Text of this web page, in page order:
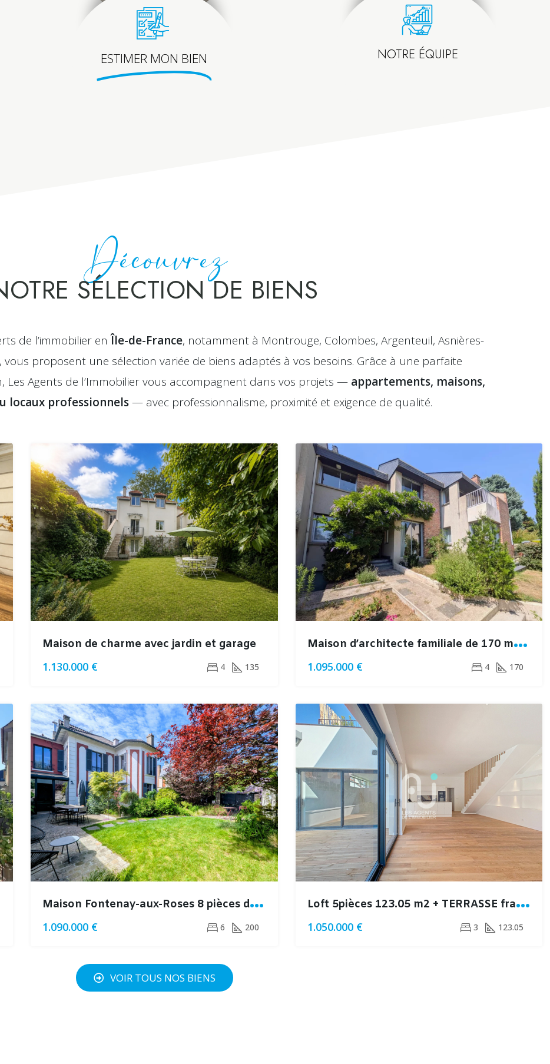
ESTIMER MON BIEN NOTRE ÉQUIPE
Découvrez
SÉLECTION DE BIENS
de l’immobilier enÎle-de-France, notamment à Montrouge, Colombes, Argenteuil, Asnières-
vous proposent une sélection variée de biens adaptés à vos besoins. Grâce à une parfaite
Les Agents de l’Immobilier vous accompagnent dans vos projets — appartements, maisons,
locaux professionnels— avec professionnalisme, proximité et exigence de qualité.
Maison de charme avec jardin et garage
1.130.000 €
4 135
M
aison d’architecte familiale de 170 m² avec jardin, terrasses et double garage dans un quartier résidentiel recherché
1.095.000 € 4 170
M
aison Fontenay-aux-Roses 8 pièces de 200m² avec jardin
1.090.000 € 6 200
L
oft 5pièces 123.05 m2 + TERRASSE frais de notaire réduits
1.050.000 € 3 123.05
VOIR TOUS NOS BIENS